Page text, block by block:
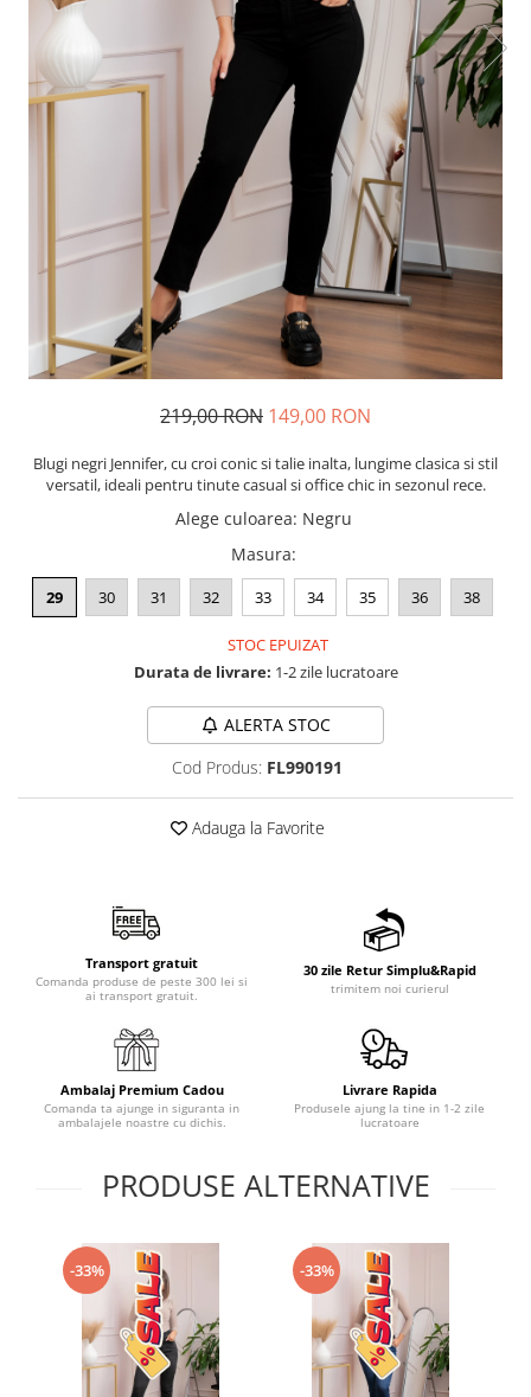
219,00 RON 149,00 RON
Blugi negri Jennifer, cu croi conic si talie inalta, lungime clasica si stil
versatil, ideali pentru tinute casual si office chic in sezonul rece.
Alege culoarea: Negru
Masura:
29 30 31 32 33 34 35 36 38
STOC EPUIZAT
Durata de livrare: 1-2 zile lucratoare
ALERTA STOC
Cod Produs: FL990191
Adauga la Favorite
Transport gratuit
Comanda produse de peste 300 lei si
ai transport gratuit.
30 zile Retur Simplu&Rapid
trimitem noi curierul
Ambalaj Premium Cadou
Comanda ta ajunge in siguranta in
ambalajele noastre cu dichis.
Livrare Rapida
Produsele ajung la tine in 1-2 zile
lucratoare
PRODUSE ALTERNATIVE
-33% -33%